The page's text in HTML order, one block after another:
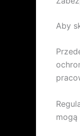
Aby